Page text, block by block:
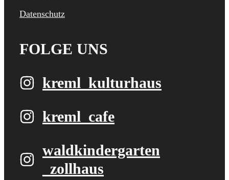
Datenschutz
FOLGE UNS
kreml_kulturhaus
kreml_cafe
waldkindergarten​
_zollhaus